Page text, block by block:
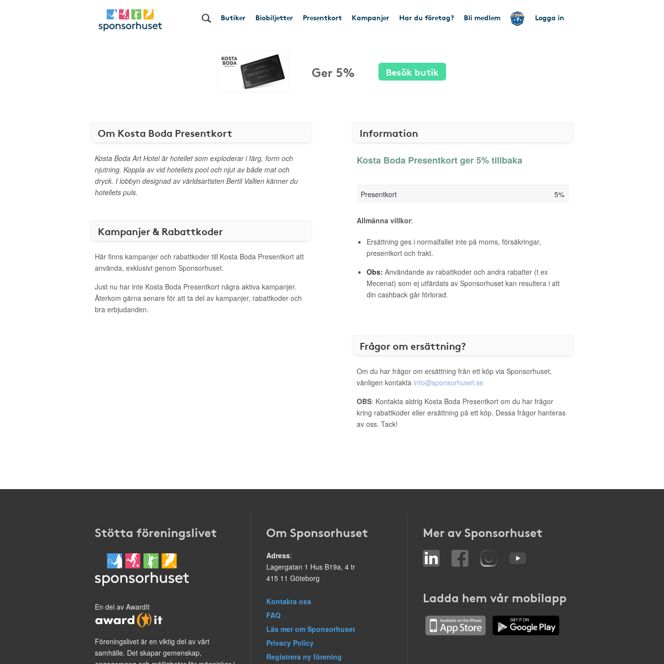
Butiker Biobiljetter Presentkort Kampanjer Har du företag? Bli medlem Logga in
Ger 5% Besök butik
Om Kosta Boda Presentkort
Kosta Boda Art Hotel är hotellet som exploderar i färg, form och
njutning. Koppla av vid hotellets pool och njut av både mat och
dryck. I lobbyn designad av världsartisten Bertil Vallien känner du
hotellets puls.
Kampanjer & Rabattkoder
Här finns kampanjer och rabattkoder till Kosta Boda Presentkort att
använda, exklusivt genom Sponsorhuset.
Just nu har inte Kosta Boda Presentkort några aktiva kampanjer.
Återkom gärna senare för att ta del av kampanjer, rabattkoder och
bra erbjudanden.
Information
Kosta Boda Presentkort ger 5% tillbaka
Presentkort 5%
Allmänna villkor:
Ersättning ges i normalfallet inte på moms, försäkringar,
presentkort och frakt.
Obs: Användande av rabattkoder och andra rabatter (t ex
Mecenat) som ej utfärdats av Sponsorhuset kan resultera i att
din cashback går förlorad.
Frågor om ersättning?
Om du har frågor om ersättning från ett köp via Sponsorhuset,
vänligen kontakta info@sponsorhuset.se
OBS: Kontakta aldrig Kosta Boda Presentkort om du har frågor
kring rabattkoder eller ersättning på ett köp. Dessa frågor hanteras
av oss. Tack!
Stötta föreningslivet
En del av AwardIt
Föreningslivet är en viktig del av vårt
samhälle. Det skapar gemenskap,
Om Sponsorhuset
Adress:
Lagergatan 1 Hus B19a, 4 tr
415 11 Göteborg
Kontakta oss
FAQ
Läs mer om Sponsorhuset
Privacy Policy
Registrera ny förening
Mer av Sponsorhuset
Ladda hem vår mobilapp